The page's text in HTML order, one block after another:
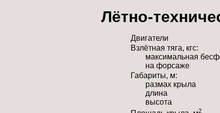
Лётно-
Двигатели
Взлётная тяга, кгс:
максимальная
на форсаже
Габариты, м:
размах крыла
длина
высота
2